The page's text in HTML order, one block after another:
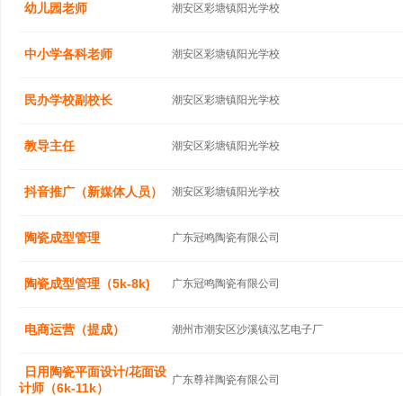
幼儿园老师 潮安区彩塘镇阳光学校
中小学各科老师 潮安区彩塘镇阳光学校
民办学校副校长 潮安区彩塘镇阳光学校
教导主任 潮安区彩塘镇阳光学校
抖音推广（新媒体人员） 潮安区彩塘镇阳光学校
陶瓷成型管理 广东冠鸣陶瓷有限公司
陶瓷成型管理（5k-8k) 广东冠鸣陶瓷有限公司
电商运营（提成） 潮州市潮安区沙溪镇泓艺电子厂
日用陶瓷平面设计/花面设
计师（6k-11k）
广东尊祥陶瓷有限公司